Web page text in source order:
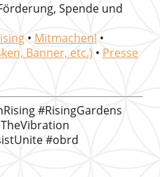
Spende und
• Mitmachen! •
Banner, etc.)• Presse
#RisingGardens
#obrd